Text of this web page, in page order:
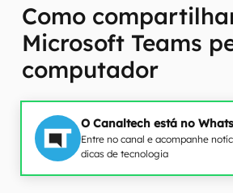
Como
Microsoft Teams
computador
O Canaltech está no
Entre no canal e acompanhe
dicas de tecnologia